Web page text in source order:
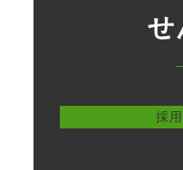
せ
採